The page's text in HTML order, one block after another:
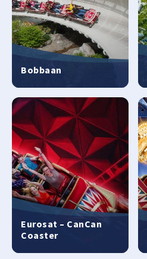
Bobbaan
Eurosat – CanCan
Coaster